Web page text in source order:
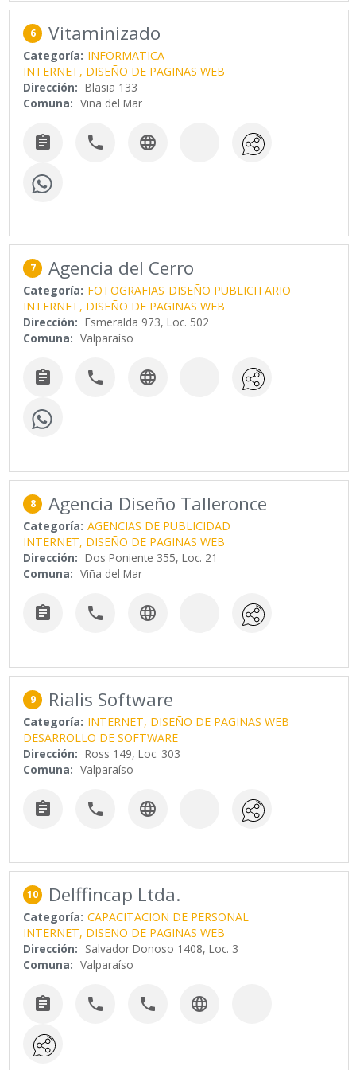
6 Vitaminizado
Categoría: INFORMATICA
INTERNET, DISEÑO DE PAGINAS WEB
Dirección: Blasia 133
Comuna: Viña del Mar
  
7 Agencia del Cerro
Categoría: FOTOGRAFIAS DISEÑO PUBLICITARIO
INTERNET, DISEÑO DE PAGINAS WEB
Dirección: Esmeralda 973, Loc. 502
Comuna: Valparaíso
  
8 Agencia Diseño Talleronce
Categoría: AGENCIAS DE PUBLICIDAD
INTERNET, DISEÑO DE PAGINAS WEB
Dirección: Dos Poniente 355, Loc. 21
Comuna: Viña del Mar
  
9 Rialis Software
Categoría: INTERNET, DISEÑO DE PAGINAS WEB
DESARROLLO DE SOFTWARE
Dirección: Ross 149, Loc. 303
Comuna: Valparaíso
  
10 Delffincap Ltda.
Categoría: CAPACITACION DE PERSONAL
INTERNET, DISEÑO DE PAGINAS WEB
Dirección: Salvador Donoso 1408, Loc. 3
Comuna: Valparaíso
   